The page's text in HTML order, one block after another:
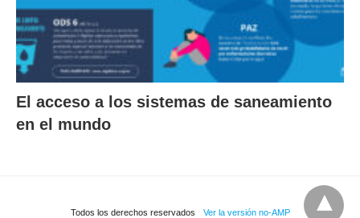
El acceso a los sistemas de saneamiento
en el mundo
Todos los derechos reservados Ver la versión no-AMP